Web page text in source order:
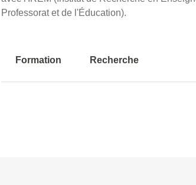
Professorat et de l'Éducation).
Formation Recherche